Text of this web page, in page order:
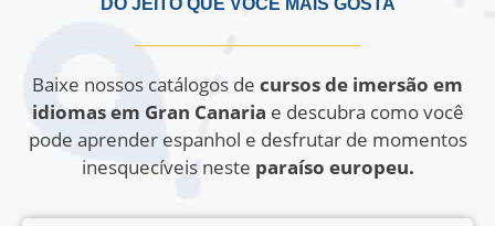
Baixe nossos catálogos de cursos de imersão em
idiomas em Gran Canaria e descubra como você
pode aprender espanhol e desfrutar de momentos
inesquecíveis neste paraíso europeu.